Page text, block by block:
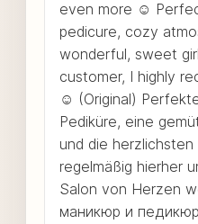
even more ☺️
pedicure, cozy
wonderful, sweet
customer, I highly
☺️ (Original)
Pediküre, eine
und die
regelmäßig hierher
Salon von Herzen
маникюр и